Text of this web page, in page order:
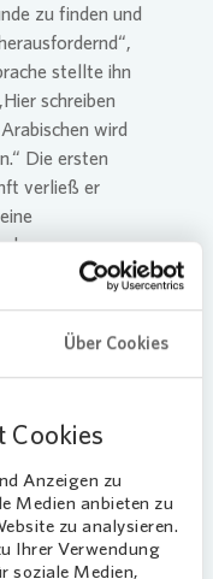
Über Cookies
Cookies
Anzeigen zu
Medien anbieten zu
zu analysieren.
Ihrer Verwendung
soziale Medien,
zu finden und
stellte ihn
schreiben
wird
Die ersten
verließ er
und fasste
Ausbildung
und
anfangen“,
er davon
Chef zu sein.
mit der